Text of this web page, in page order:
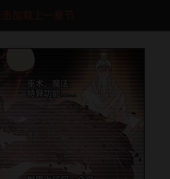
击加载上一章节